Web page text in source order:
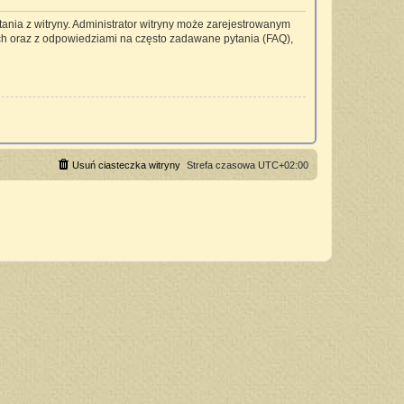
z witryny. Administrator witryny może zarejestrowanym
z odpowiedziami na często zadawane pytania (FAQ),
Strefa czasowa UTC+02:00
Usuń ciasteczka witryny